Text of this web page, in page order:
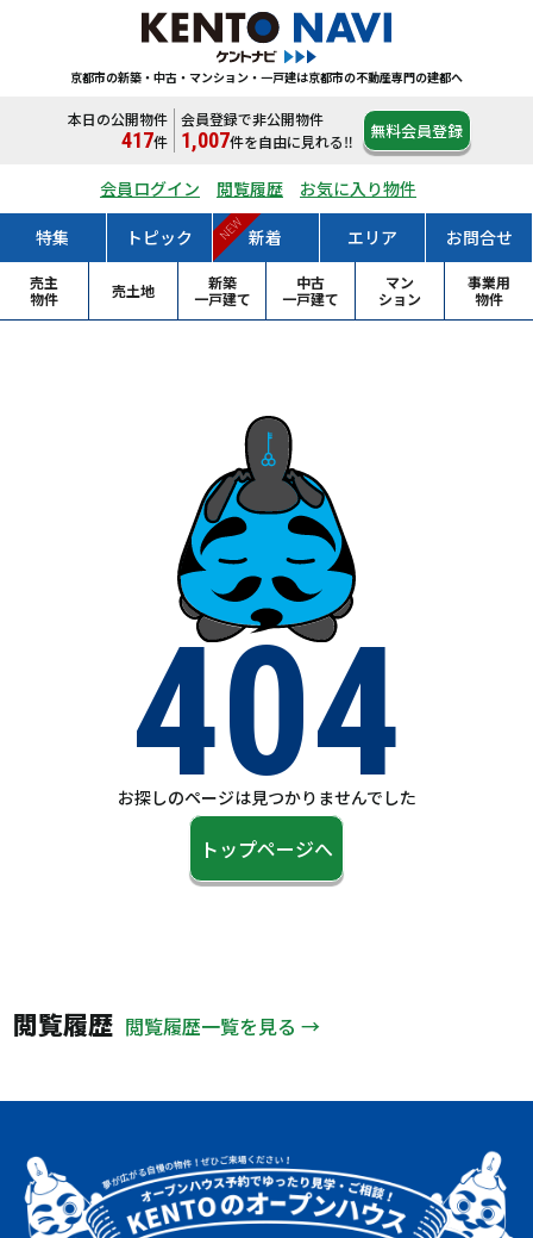
京都市の新築・中古・マンション・一戸建は京都市の不動産専門の建都へ
本日の公開物件
417件
会員登録で非公開物件
1,007件を自由に見れる‼ 無料会員登録
会員ログイン 閲覧履歴 お気に入り物件
特集 トピック 新着
NEW エリア お問合せ
売主
物件
売土地
新築
一戸建て
中古
一戸建て
マン
ション
事業用
物件
404
お探しのページは見つかりませんでした
トップページへ
閲覧履歴 閲覧履歴一覧を見る →